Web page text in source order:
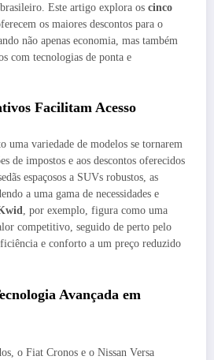
Este artigo explora os cinco
os maiores descontos para o
não apenas economia, mas também
com tecnologias de ponta e
Facilitam Acesso
uma variedade de modelos se tornarem
de impostos e aos descontos oferecidos
espaçosos a SUVs robustos, as
a uma gama de necessidades e
, por exemplo, figura como uma
competitivo, seguido de perto pelo
e conforto a um preço reduzido
Avançada em
o Fiat Cronos e o Nissan Versa